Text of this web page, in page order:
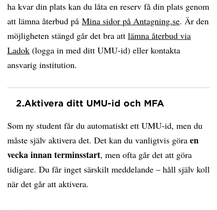
ha kvar din plats kan du låta en reserv få din plats genom
att lämna återbud på Mina sidor på Antagning.se. Är den
möjligheten stängd går det bra att lämna återbud via
Ladok (logga in med ditt UMU-id) eller kontakta
ansvarig institution.
2.Aktivera ditt UMU-id och MFA
Som ny student får du automatiskt ett UMU-id, men du
måste själv aktivera det. Det kan du vanligtvis göra en
vecka innan terminsstart, men ofta går det att göra
tidigare. Du får inget särskilt meddelande – håll själv koll
när det går att aktivera.